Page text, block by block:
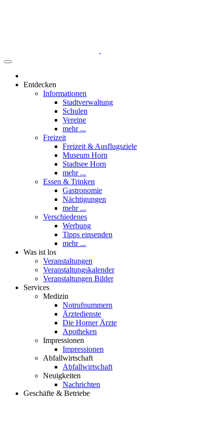
Entdecken
Informationen
Stadtverwaltung
Schulen
Vereine
mehr ...
Freizeit
Freizeit & Ausflugsziele
Museum Horn
Stadtsee Horn
mehr ...
Essen & Trinken
Gastronomie
Nächtigungen
mehr ...
Verschiedenes
Werbung
Tipps einsenden
mehr ...
Was ist los
Veranstaltungen
Veranstaltungskalender
Veranstaltungen Bilder
Services
Medizin
Notrufnummern
Ärztedienste
Die Horner Ärzte
Apotheken
Impressionen
Impressionen
Abfallwirtschaft
Abfallwirtschaft
Neuigkeiten
Nachrichten
Geschäfte & Betriebe